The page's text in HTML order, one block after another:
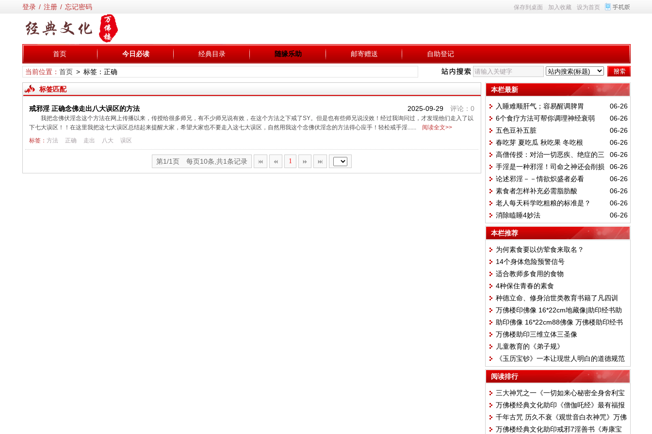
登录 / 注册 / 忘记密码 保存到桌面 加入收藏 设为首页
首页 今日必读 经典目录 随缘乐助 邮寄赠送 自助登记
当前位置： 首页> 标签：正确
标签匹配
2025-09-29评论：0
戒邪淫 正确念佛走出八大误区的方法
我把念佛伏淫念这个方法在网上传播以来，传授给很多师兄，有不少师兄说有效，在这个方法之下戒了SY。但是也有些师兄说没效！经过我询问过，才发现他们走入了以
下七大误区！！在这里我把这七大误区总结起来提醒大家，希望大家也不要走入这七大误区，自然用我这个念佛伏淫念的方法得心应手！轻松戒手淫......
阅读全文>>
标签： 方法 正确 走出 八大 误区
第1/1页 每页10条,共1条记录 1
本栏最新
06-26
入睡难顺肝气；容易醒调脾胃
06-26
6个食疗方法可帮你调理神经衰弱
06-26
五色豆补五脏
06-26
春吃芽 夏吃瓜 秋吃果 冬吃根
06-26
高僧传授：对治一切恶疾、绝症的三
件法宝
06-26
手淫是一种邪淫！司命之神还会削损
福报
06-26
论述邪淫－－情欲炽盛者必看
06-26
素食者怎样补充必需脂肪酸
06-26
老人每天科学吃粗粮的标准是？
06-26
消除瞌睡4妙法
本栏推荐
为何素食要以仿荤食来取名？
14个身体危险预警信号
适合教师多食用的食物
4种保住青春的素食
种德立命、修身治世类教育书籍了凡四训
万佛楼印佛像 16*22cm地藏像|助印经书助
印
助印佛像 16*22cm88佛像 万佛楼助印经书
万佛楼助印三维立体三圣像
儿童教育的《弟子规》
《玉历宝钞》一本让现世人明白的道德规范
阅读排行
三大神咒之一《一切如来心秘密全身舍利宝
箧印罗尼经 》万佛楼经典文化助印经书
万佛楼经典文化助印《僧伽吒经》最有福报
的经
千年古咒 历久不衰《观世音白衣神咒》万佛
楼经典文化助印经书
万佛楼经典文化助印戒邪7淫善书《寿康宝